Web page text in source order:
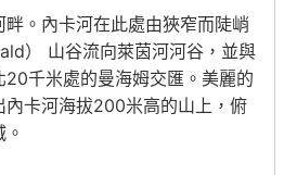
。內卡河在此處由狹窄而陡峭
） 山谷流向萊茵河河谷，並與
20千米處的曼海姆交匯。美麗的
內卡河海拔200米高的山上，俯